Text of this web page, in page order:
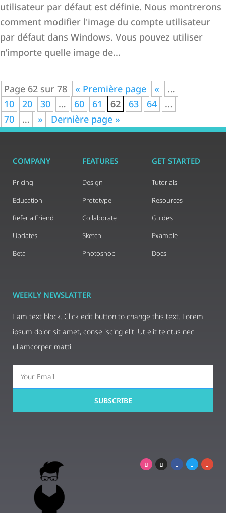
utilisateur par défaut est définie. Nous montrerons
comment modifier l'image du compte utilisateur
par défaut dans Windows. Vous pouvez utiliser
n’importe quelle image de...
Page 62 sur 78 « Première page «
…
10
20 30 … 60 61 62 63 64
…
70
… » Dernière page »
COMPANY
Pricing
Education
Refer a Friend
Updates
Beta
FEATURES
Design
Prototype
Collaborate
Sketch
Photoshop
GET STARTED
Tutorials
Resources
Guides
Example
Docs
WEEKLY NEWSLATTER
I am text block. Click edit button to change this text. Lorem
ipsum dolor sit amet, conse iscing elit. Ut elit telctus nec
ullamcorper matti
SUBSCRIBE